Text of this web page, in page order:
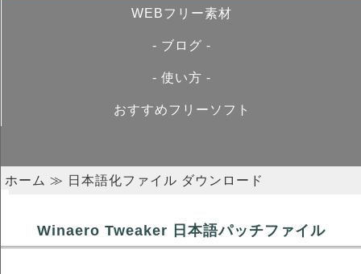
WEBフリー素材
- ブログ -
- 使い方 -
おすすめフリーソフト
ホーム ≫ 日本語化ファイル ダウンロード
Winaero Tweaker 日本語パッチファイル